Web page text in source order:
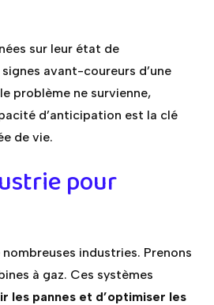
sur leur état de
avant-coureurs d’une
problème ne survienne,
d’anticipation est la clé
de vie.
pour
industries. Prenons
à gaz. Ces systèmes
les pannes et d’optimiser les